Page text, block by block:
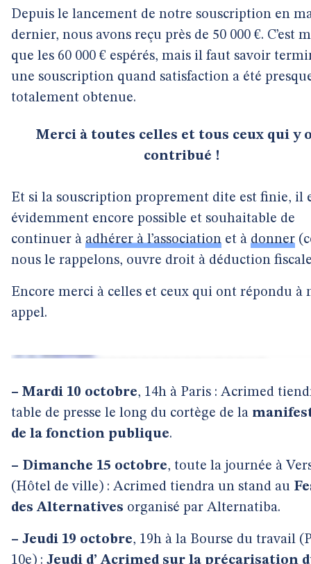
Depuis le lancement de notre souscription en
dernier, nous avons reçu près de 50 000 €. C’est
que les 60 000 € espérés, mais il faut savoir
une souscription quand satisfaction a été
totalement obtenue.
Merci à toutes celles et tous ceux qui y
contribué !
Et si la souscription proprement dite est finie, il
évidemment encore possible et souhaitable de
continuer à adhérer à l’association et à donner
nous le rappelons, ouvre droit à déduction
Encore merci à celles et ceux qui ont répondu à
appel.
– Mardi 10 octobre, 14h à Paris : Acrimed
table de presse le long du cortège de la
de la fonction publique.
– Dimanche 15 octobre, toute la journée à
(Hôtel de ville) : Acrimed tiendra un stand au
des Alternatives organisé par Alternatiba.
– Jeudi 19 octobre, 19h à la Bourse du travail
10e) : Jeudi d’ Acrimed sur la précarisation